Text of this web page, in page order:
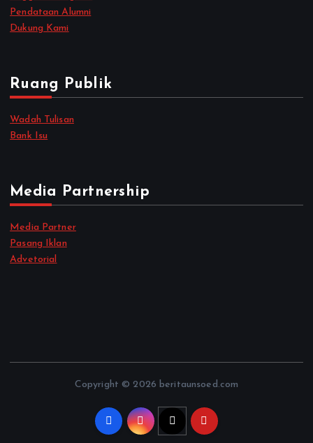
Pendataan Alumni
Dukung Kami
Ruang Publik
Wadah Tulisan
Bank Isu
Media Partnership
Media Partner
Pasang Iklan
Advetorial
Copyright © 2026 beritaunsoed.com